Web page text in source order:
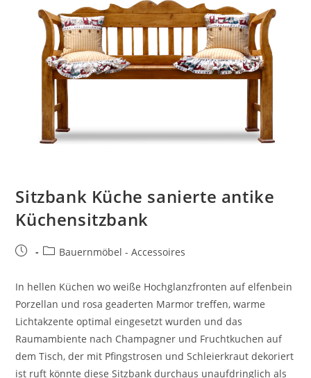
Sitzbank Küche sanierte antike
Küchensitzbank
Bauernmöbel - Accessoires
In hellen Küchen wo weiße Hochglanzfronten auf elfenbein
Porzellan und rosa geaderten Marmor treffen, warme
Lichtakzente optimal eingesetzt wurden und das
Raumambiente nach Champagner und Fruchtkuchen auf
dem Tisch, der mit Pfingstrosen und Schleierkraut dekoriert
ist ruft könnte diese Sitzbank durchaus unaufdringlich als